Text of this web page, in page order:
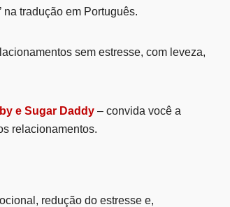
na tradução em Português.
sem estresse, com leveza,
e Sugar Daddy – convida você a
relacionamentos.
redução do estresse e,